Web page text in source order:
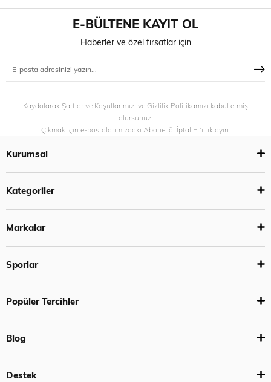
E-BÜLTENE KAYIT OL
Haberler ve özel fırsatlar için
Kaydolarak Şartlar ve Koşullarımızı ve Gizlilik Politikamızı kabul etmiş
olursunuz.
Çıkmak için e-postalarımızdaki Aboneliği İptal Et’i tıklayın.
Kurumsal
Kategoriler
Markalar
Sporlar
Popüler Tercihler
Blog
Destek